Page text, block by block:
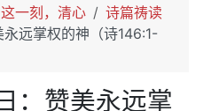
这一刻，清心
诗篇祷读
远掌权的神（诗146:1-
：赞美永远掌